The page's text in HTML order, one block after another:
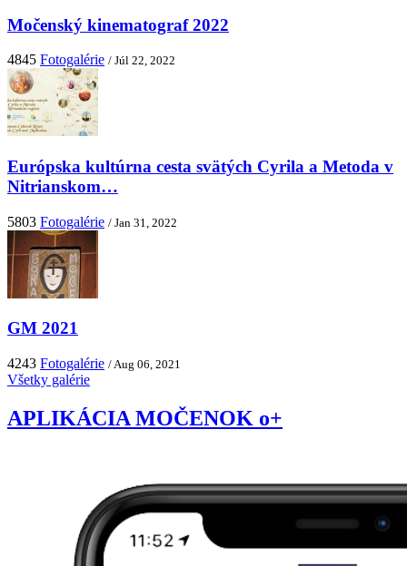
Močenský kinematograf 2022
4845 Fotogalérie / Júl 22, 2022
Európska kultúrna cesta svätých Cyrila a Metoda v
Nitrianskom…
5803 Fotogalérie / Jan 31, 2022
GM 2021
4243 Fotogalérie / Aug 06, 2021
Všetky galérie
APLIKÁCIA MOČENOK o+